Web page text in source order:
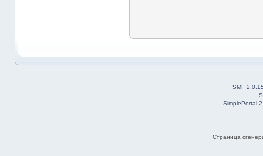
SMF
SimplePortal
Страница